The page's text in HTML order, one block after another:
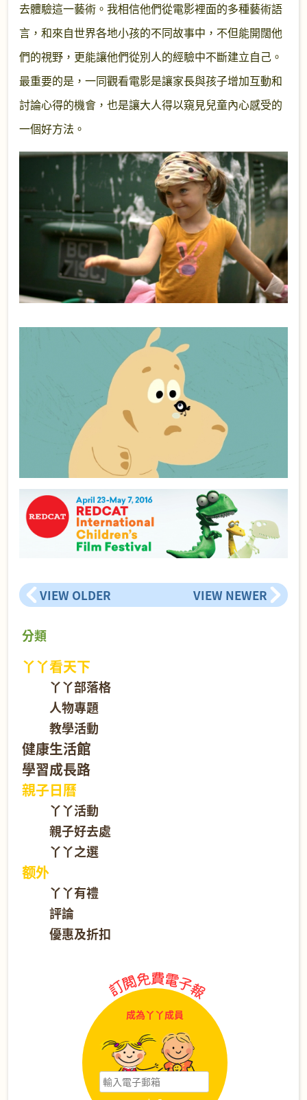
去體驗這一藝術。我相信他們從電影裡面的多種藝術語
言，和來自世界各地小孩的不同故事中，不但能開闊他
們的視野，更能讓他們從別人的經驗中不斷建立自己。
最重要的是，一同觀看電影是讓家長與孩子增加互動和
討論心得的機會，也是讓大人得以窺見兒童內心感受的
一個好方法。
VIEW OLDER VIEW NEWER
分類
丫丫看天下
丫丫部落格
人物專題
教學活動
健康生活館
學習成長路
親子日曆
丫丫活動
親子好去處
丫丫之選
额外
丫丫有禮
評論
優惠及折扣
成為丫丫成員